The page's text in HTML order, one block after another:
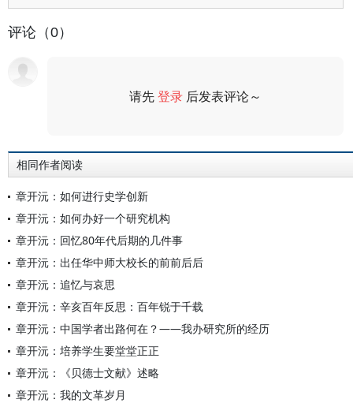
评论（0）
请先登录 后发表评论～
相同作者阅读
章开沅：如何进行史学创新
章开沅：如何办好一个研究机构
章开沅：回忆80年代后期的几件事
章开沅：出任华中师大校长的前前后后
章开沅：追忆与哀思
章开沅：辛亥百年反思：百年锐于千载
章开沅：中国学者出路何在？——我办研究所的经历
章开沅：培养学生要堂堂正正
章开沅：《贝德士文献》述略
章开沅：我的文革岁月